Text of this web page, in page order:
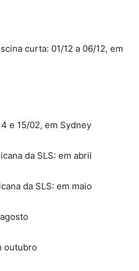
curta: 01/12 a 06/12, em
e 15/02, em Sydney
da SLS: em abril
da SLS: em maio
outubro